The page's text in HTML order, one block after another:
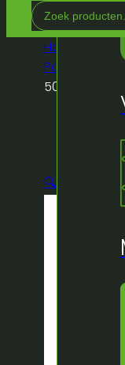
Search
...
Home
Winkel
Podium
500 kg max-
🔍